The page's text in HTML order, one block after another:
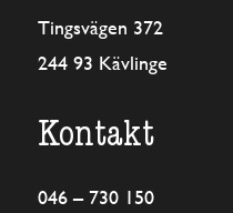
Tingsvägen 372
244 93 Kävlinge
Kontakt
046 – 730 150